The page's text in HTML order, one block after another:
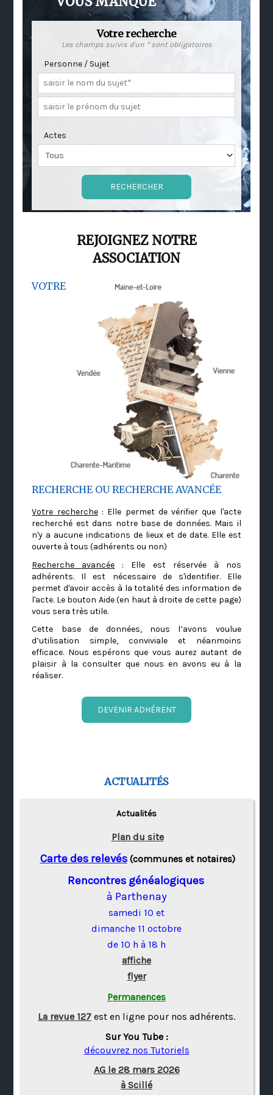
Votre recherche
Les champs suivis d'un * sont obligatoires
Personne / Sujet
Actes
REJOIGNEZ NOTRE
ASSOCIATION
VOTRE
RECHERCHE OU RECHERCHE AVANCÉE
Votre recherche: Elle permet de vérifier que l'acte
recherché est dans notre base de données. Mais il
n'y a aucune indications de lieux et de date. Elle est
ouverte à tous (adhérents ou non)
Recherche avancée : Elle est réservée à nos
adhérents. Il est nécessaire de s'identifier. Elle
permet d'avoir accès à la totalité des information de
l'acte. Le bouton Aide (en haut à droite de cette page)
vous sera très utile.
Cette base de données, nous l’avons voulue
d’utilisation simple, conviviale et néanmoins
efficace. Nous espérons que vous aurez autant de
plaisir à la consulter que nous en avons eu à la
réaliser.
DEVENIR ADHÉRENT
ACTUALITÉS
Actualités
Plan du site
Carte des relevés(communes et notaires)
Rencontres généalogiques
à Parthenay
samedi 10 et
dimanche 11 octobre
de 10 h à 18 h
affiche
flyer
Permanences
La revue 127 est en ligne pour nos adhérents.
Sur You Tube :
découvrez nos Tutoriels
AG le 28 mars 2026
à Scillé